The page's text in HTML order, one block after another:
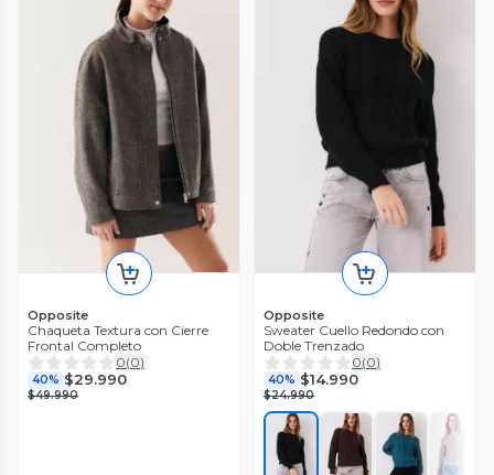
Opposite
Chaqueta Textura con Cierre
Frontal Completo
0(0)
40% $29.990
$49.990
Opposite
Sweater Cuello Redondo con
Doble Trenzado
0(0)
40% $14.990
$24.990